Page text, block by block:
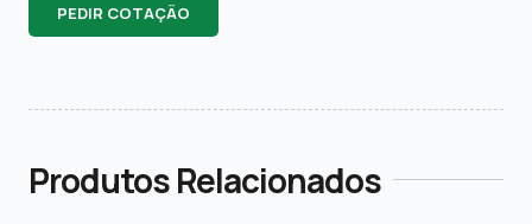
PEDIR COTAÇÃO
Produtos Relacionados